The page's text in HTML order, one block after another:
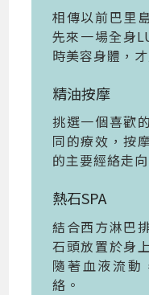
相傳以前巴里
先來一場全身
時美容身體，
精油按摩
挑選一個喜歡
同的療效，按
的主要經絡走
熱石SPA
結合西方淋巴
石頭放置於身
隨著血液流動
絡。